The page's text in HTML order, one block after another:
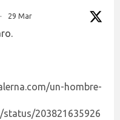
· 29 Mar
un-hombre-
203821635926